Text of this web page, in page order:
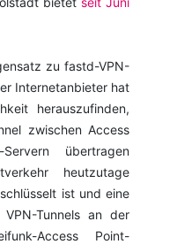
zu fastd-VPN-
Internetanbieter hat
herauszufinden,
zwischen Access
übertragen
heutzutage
ist und eine
VPN-Tunnels an der
Access Point-